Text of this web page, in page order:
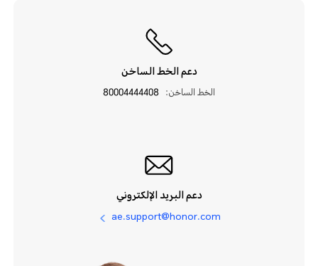
دعم الخط الساخن
الخط الساخن: 80004444408
دعم البريد الإلكتروني
ae.support@honor.com